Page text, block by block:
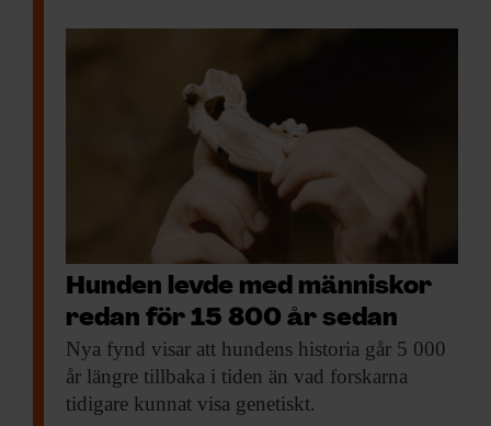
Hunden levde med människor
redan för 15 800 år sedan
Nya fynd visar att hundens historia går 5 000
år längre tillbaka i tiden än vad forskarna
tidigare kunnat visa genetiskt.